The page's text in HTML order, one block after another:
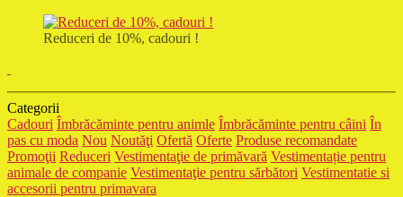
Reduceri de 10%, cadouri !
Categorii
Cadouri Îmbrăcăminte pentru animle Îmbrăcăminte pentru câini În
pas cu moda Nou Noutăţi Ofertă Oferte Produse recomandate
Promoţii Reduceri Vestimentaţie de primăvară Vestimentație pentru
animale de companie Vestimentaţie pentru sărbători Vestimentatie si
accesorii pentru primavara